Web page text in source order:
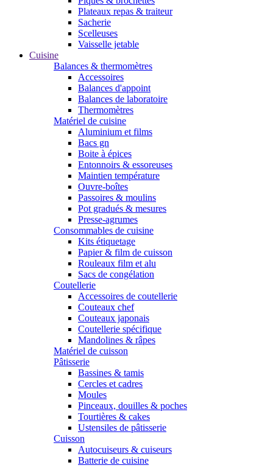
Plateaux repas & traiteur
Sacherie
Scelleuses
Vaisselle jetable
Cuisine
Balances & thermomètres
Accessoires
Balances d'appoint
Balances de laboratoire
Thermomètres
Matériel de cuisine
Aluminium et films
Bacs gn
Boite à épices
Entonnoirs & essoreuses
Maintien température
Ouvre-boîtes
Passoires & moulins
Pot gradués & mesures
Presse-agrumes
Consommables de cuisine
Kits étiquetage
Papier & film de cuisson
Rouleaux film et alu
Sacs de congélation
Coutellerie
Accessoires de coutellerie
Couteaux chef
Couteaux japonais
Coutellerie spécifique
Mandolines & râpes
Matériel de cuisson
Pâtisserie
Bassines & tamis
Cercles et cadres
Moules
Pinceaux, douilles & poches
Tourtières & cakes
Ustensiles de pâtisserie
Cuisson
Autocuiseurs & cuiseurs
Batterie de cuisine